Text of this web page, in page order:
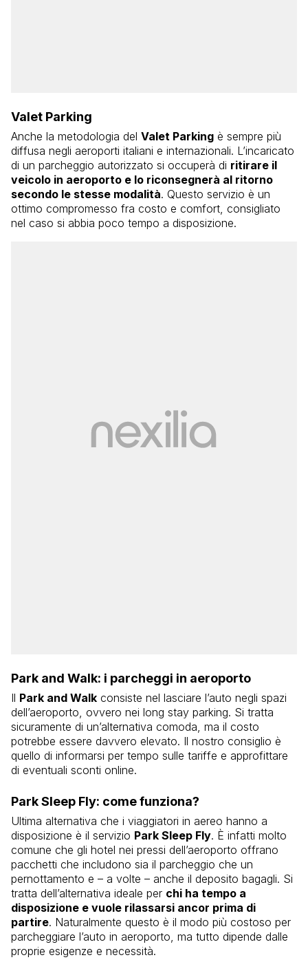
Valet Parking
Anche la metodologia del Valet Parking è sempre più
diffusa negli aeroporti italiani e internazionali. L’incaricato
di un parcheggio autorizzato si occuperà di ritirare il
veicolo in aeroporto e lo riconsegnerà al ritorno
secondo le stesse modalità. Questo servizio è un
ottimo compromesso fra costo e comfort, consigliato
nel caso si abbia poco tempo a disposizione.
Park and Walk: i parcheggi in aeroporto
Il Park and Walk consiste nel lasciare l’auto negli spazi
dell’aeroporto, ovvero nei long stay parking. Si tratta
sicuramente di un’alternativa comoda, ma il costo
potrebbe essere davvero elevato. Il nostro consiglio è
quello di informarsi per tempo sulle tariffe e approfittare
di eventuali sconti online.
Park Sleep Fly: come funziona?
Ultima alternativa che i viaggiatori in aereo hanno a
disposizione è il servizio Park Sleep Fly. È infatti molto
comune che gli hotel nei pressi dell’aeroporto offrano
pacchetti che includono sia il parcheggio che un
pernottamento e – a volte – anche il deposito bagagli. Si
tratta dell’alternativa ideale per chi ha tempo a
disposizione e vuole rilassarsi ancor prima di
partire. Naturalmente questo è il modo più costoso per
parcheggiare l’auto in aeroporto, ma tutto dipende dalle
proprie esigenze e necessità.